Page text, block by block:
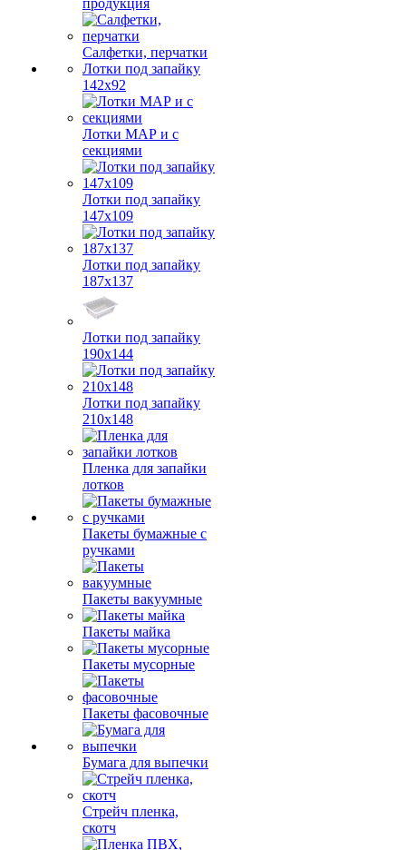
продукция
Салфетки, перчатки
Лотки под запайку
142х92
Лотки МАР и с
секциями
Лотки под запайку
147х109
Лотки под запайку
187х137
Лотки под запайку
190х144
Лотки под запайку
210х148
Пленка для запайки
лотков
Пакеты бумажные с
ручками
Пакеты вакуумные
Пакеты майка
Пакеты мусорные
Пакеты фасовочные
Бумага для выпечки
Стрейч пленка,
скотч